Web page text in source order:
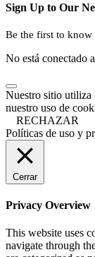
Sign Up to Our
Be the first to know
No está conectado
Nuestro sitio utiliza
nuestro uso de
RECHAZAR
Políticas de uso y
Cerrar
Privacy Overview
This website uses
navigate through